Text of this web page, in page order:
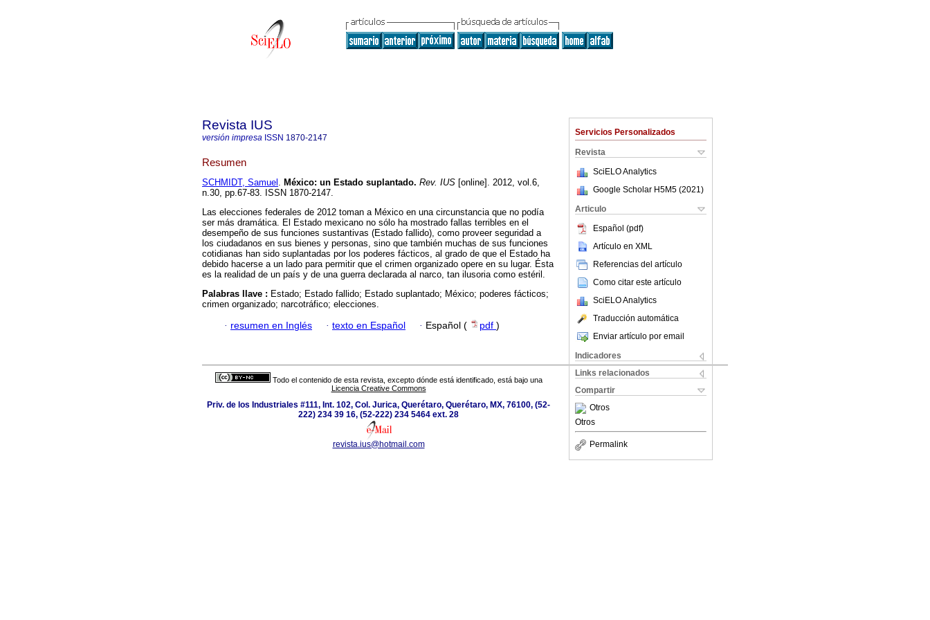
Servicios Personalizados
Revista
SciELO Analytics
Google Scholar H5M5 (2021 )
Articulo
Español (pdf)
Artículo en XML
Referencias del artículo
Como citar este artículo
SciELO Analytics
Traducción automática
Enviar artículo por email
Indicadores
Links relacionados
Compartir
Otros
Otros
Permalink
Revista IUS
versión impresa ISSN 1870-2147
Resumen
SCHMIDT, Samuel . México: un Estado suplantado. Rev. IUS [online]. 2012, vol.6,
n.30, pp.67-83. ISSN 1870-2147.
Las elecciones federales de 2012 toman a México en una circunstancia que no podía
ser más dramática. El Estado mexicano no sólo ha mostrado fallas terribles en el
desempeño de sus funciones sustantivas (Estado fallido), como proveer seguridad a
los ciudadanos en sus bienes y personas, sino que también muchas de sus funciones
cotidianas han sido suplantadas por los poderes fácticos, al grado de que el Estado ha
debido hacerse a un lado para permitir que el crimen organizado opere en su lugar. Ésta
es la realidad de un país y de una guerra declarada al narco, tan ilusoria como estéril.
Palabras llave : Estado; Estado fallido; Estado suplantado; México; poderes fácticos;
crimen organizado; narcotráfico; elecciones.
· resumen en Inglés · texto en Español · Español ( pdf )
Todo el contenido de esta revista, excepto dónde está identificado, está bajo una
Licencia Creative Commons
Priv. de los Industriales #111, Int. 102, Col. Jurica, Querétaro, Querétaro, MX, 76100, (52-
222) 234 39 16, (52-222) 234 5464 ext. 28
revista.ius@hotmail.com